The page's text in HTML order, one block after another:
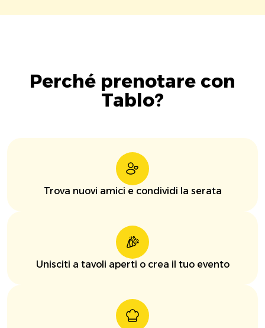
Perché prenotare con
Tablo?
Trova nuovi amici e condividi la serata
Unisciti a tavoli aperti o crea il tuo evento